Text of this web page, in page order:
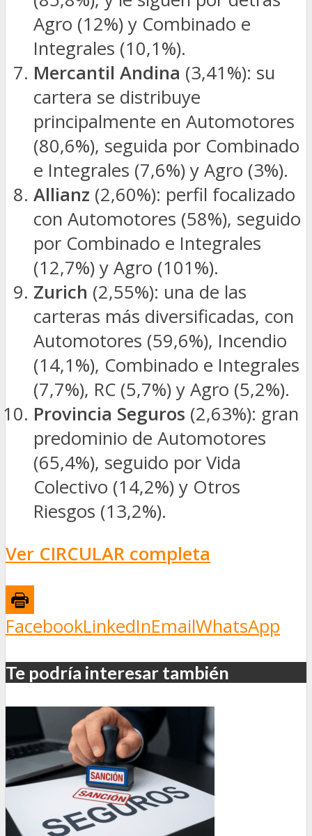
Agro (12%) y Combinado e
Integrales (10,1%).
Mercantil Andina (3,41%): su
cartera se distribuye
principalmente en Automotores
(80,6%), seguida por Combinado
e Integrales (7,6%) y Agro (3%).
Allianz (2,60%): perfil focalizado
con Automotores (58%), seguido
por Combinado e Integrales
(12,7%) y Agro (101%).
Zurich (2,55%): una de las
carteras más diversificadas, con
Automotores (59,6%), Incendio
(14,1%), Combinado e Integrales
(7,7%), RC (5,7%) y Agro (5,2%).
Provincia Seguros (2,63%): gran
predominio de Automotores
(65,4%), seguido por Vida
Colectivo (14,2%) y Otros
Riesgos (13,2%).
Ver CIRCULAR completa
FacebookLinkedInEmailWhatsApp
Te podría interesar también